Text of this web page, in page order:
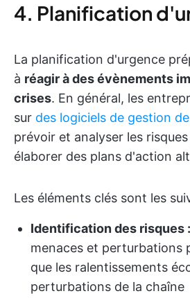
4. Planification
La planification d'urgence
à réagir à des évènements
crises. En général, les
sur des logiciels de gestion
prévoir et analyser les
élaborer des plans d'action
Les éléments clés sont les
Identification des risques :
menaces et perturbations
que les ralentissements
perturbations de la chaîne